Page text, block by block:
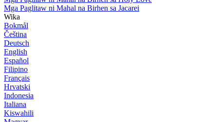
Mga Paglitaw ni Mahal na Birhen sa Jacarei
Wika
Bokmål
Čeština
Deutsch
English
Español
Filipino
Français
Hrvatski
Indonesia
Italiana
Kiswahili